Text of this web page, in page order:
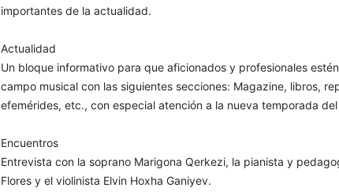
importantes de la actualidad.
Actualidad
Un bloque informativo para que aficionados y profesionales
campo musical con las siguientes secciones: Magazine, libros,
efemérides, etc., con especial atención a la nueva temporada
Encuentros
Entrevista con la soprano Marigona Qerkezi, la pianista y
Flores y el violinista Elvin Hoxha Ganiyev.